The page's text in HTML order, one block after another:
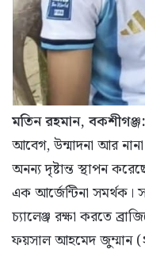
মতিন রহমান, বকশীগঞ্জ:
আবেগ, উন্মাদনা আর
অনন্য দৃষ্টান্ত স্থাপন
এক আর্জেন্টিনা সমর্থক।
চ্যালেঞ্জ রক্ষা করতে
ফয়সাল আহমেদ জুম্মান